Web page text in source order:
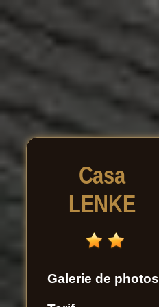
Casa
LENKE
Galerie de photos